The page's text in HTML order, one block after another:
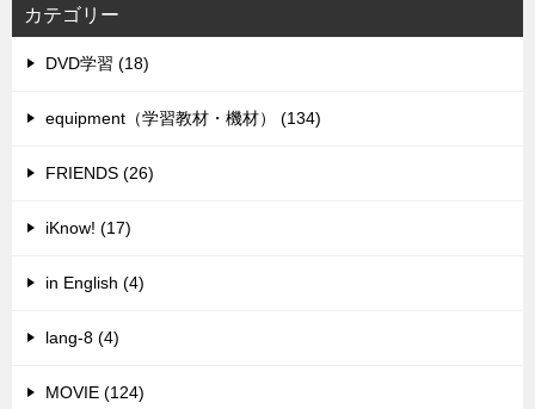
カテゴリー
DVD学習 (18)
equipment（学習教材・機材） (134)
FRIENDS (26)
iKnow! (17)
in English (4)
lang-8 (4)
MOVIE (124)